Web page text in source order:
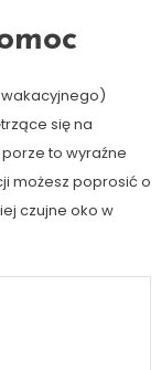
wakacyjnego)
się na
to wyraźne
możesz poprosić o
czujne oko w